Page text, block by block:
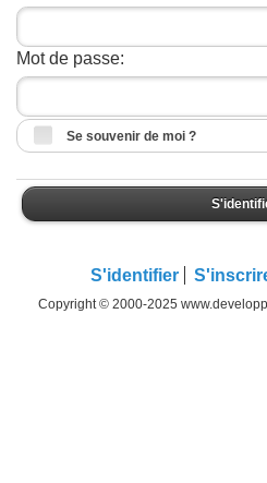
Mot de passe:
Se souvenir de moi ?
S'identifier
Copyright © 2000-2025